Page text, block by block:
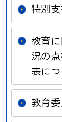
特別
教育
況の
表につ
教育